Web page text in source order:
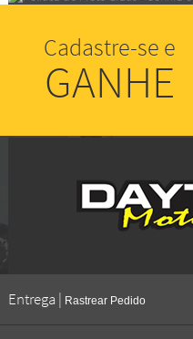
Cadastre-se e
GANHE
Entrega | Rastrear Pedido